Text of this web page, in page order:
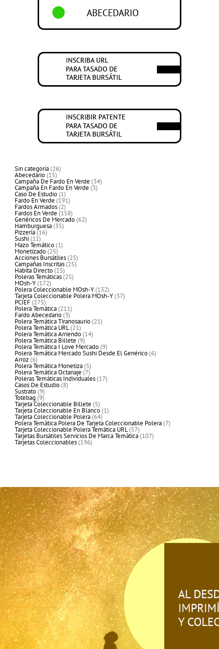
Sin categoría 2626
productos
Abecedario 1515
productos
Campaña De Fardo En Verde 3434
productos
Campaña En Fardo En Verde 33
productos
Caso De Estudio 11
producto
Fardo En Verde 191191
productos
Fardos Armados 22
productos
Fardos En Verde 158158
productos
Genéricos De Mercado 6262
productos
Hamburguesa 3535
productos
Pizzería 1616
productos
Sushi 1111
productos
Mazo Temático 11
producto
Monetizado 2525
productos
Acciones Bursátiles 2525
productos
Campañas Inscritas 2525
productos
Habita Directo 2525
productos
Poleras Temáticas 2525
productos
MOsh-Y 172172
productos
Polera Coleccionable MOsh-Y 132132
productos
Tarjeta Coleccionable Polera MOsh-Y 3737
productos
PCIEF 275275
productos
Polera Temática 211211
productos
Fardo Abecedario 33
productos
Polera Temática Tiranosaurio 2121
productos
Polera Temática URL 2121
productos
Polera Temática Arriendo 1414
productos
Polera Temática Billete 99
productos
Polera Temática I Love Mercado 99
productos
Polera Temática Mercado Sushi Desde El Genérico 66
productos
Arroz 66
productos
Polera Temática Monetiza 55
productos
Polera Temática Octanaje 77
productos
Poleras Temáticas Individuales 1717
productos
Casos De Estudio 88
productos
Sustrato 99
productos
Totebag 99
productos
Tarjeta Coleccionable Billete 55
productos
Tarjeta Coleccionable En Blanco 11
producto
Tarjeta Coleccionable Polera 6464
productos
Polera Temática Polera De Tarjeta Coleccionable Polera 77
productos
Tarjeta Coleccionable Polera Temática URL 5757
productos
Tarjetas Bursátiles Servicios De Marca Temática 107107
productos
Tarjetas Coleccionables 196196
productos